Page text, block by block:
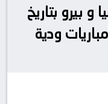
و بيرو بتاريخ
مباريات ودية